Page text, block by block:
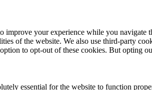
improve your experience while you navigate
of the website. We also use third-party
to opt-out of these cookies. But opting
essential for the website to function